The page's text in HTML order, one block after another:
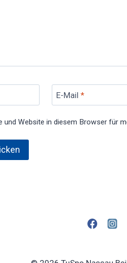
E-Mail *
und Website in diesem Browser für